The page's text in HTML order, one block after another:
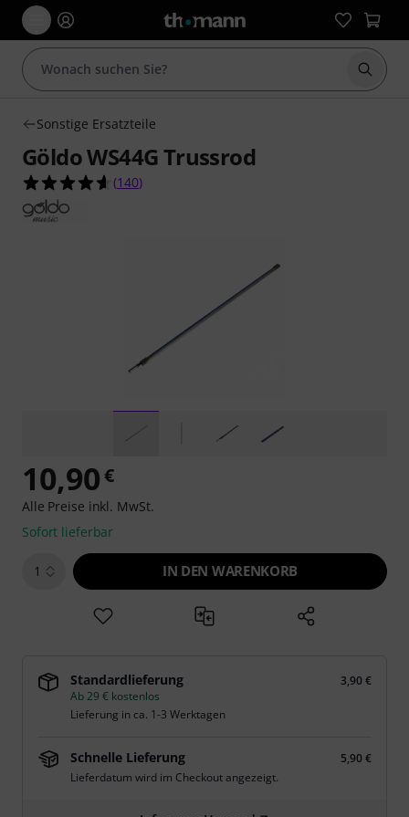
Suche
Sonstige Ersatzteile
Göldo WS44G Trussrod
4.6 von 5 Sternen aus 140 Kundenbewertungen
(140)
10,90€
Alle Preise inkl. MwSt.
Sofort lieferbar
1 IN DEN WARENKORB
Standardlieferung
3,90 €
Ab 29 € kostenlos
Lieferung in ca. 1-3 Werktagen
Schnelle Lieferung
5,90 €
Lieferdatum wird im Checkout angezeigt.